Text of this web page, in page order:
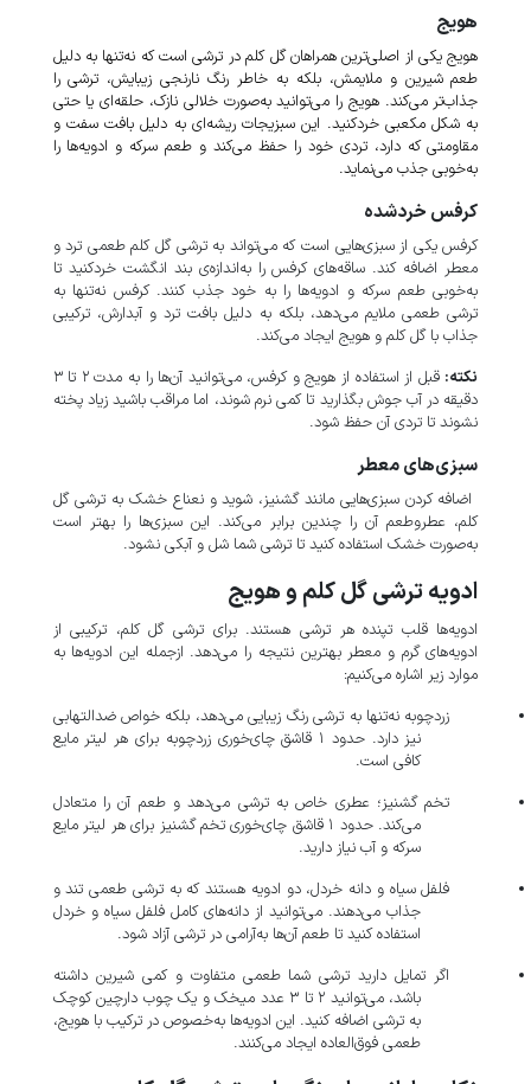
هویج
هویج یکی از اصلی‌ترین همراهان گل کلم در ترشی است که نه‌تنها به دلیل
طعم شیرین و ملایمش، بلکه به خاطر رنگ نارنجی زیبایش، ترشی را
جذاب‌تر می‌کند. هویج را می‌توانید به‌صورت خلالی نازک، حلقه‌ای یا حتی
به شکل مکعبی خردکنید. این سبزیجات ریشه‌ای به دلیل بافت سفت و
مقاومتی که دارد، تردی خود را حفظ می‌کند و طعم سرکه و ادویه‌ها را
به‌خوبی جذب می‌نماید.
کرفس خردشده
کرفس یکی از سبزی‌هایی است که می‌تواند به ترشی گل کلم طعمی ترد و
معطر اضافه کند. ساقه‌های کرفس را به‌اندازه‌ی بند انگشت خردکنید تا
به‌خوبی طعم سرکه و ادویه‌ها را به خود جذب کنند. کرفس نه‌تنها به
ترشی طعمی ملایم می‌دهد، بلکه به دلیل بافت ترد و آبدارش، ترکیبی
جذاب با گل کلم و هویج ایجاد می‌کند.
نکته:
قبل از استفاده از هویج و کرفس، می‌توانید آن‌ها را به مدت ۲ تا ۳
دقیقه در آب جوش بگذارید تا کمی نرم شوند، اما مراقب باشید زیاد پخته
نشوند تا تردی آن حفظ شود.
سبزی‌های معطر
اضافه کردن سبزی‌هایی مانند گشنیز، شوید و نعناع خشک به ترشی گل
کلم، عطروطعم آن را چندین برابر می‌کند. این سبزی‌ها را بهتر است
به‌صورت خشک استفاده کنید تا ترشی شما شل و آبکی نشود.
ادویه‌ ترشی گل کلم و هویج
ادویه‌ها قلب تپنده هر ترشی هستند. برای ترشی گل کلم، ترکیبی از
ادویه‌های گرم و معطر بهترین نتیجه را می‌دهد. ازجمله این ادویه‌ها به
موارد زیر اشاره می‌کنیم:
زردچوبه نه‌تنها به ترشی رنگ زیبایی می‌دهد، بلکه خواص ضدالتهابی
نیز دارد. حدود ۱ قاشق چای‌خوری زردچوبه برای هر لیتر مایع
کافی است.
تخم گشنیز؛ عطری خاص به ترشی می‌دهد و طعم آن را متعادل
می‌کند. حدود ۱ قاشق چای‌خوری تخم گشنیز برای هر لیتر مایع
سرکه و آب نیاز دارید.
فلفل سیاه و دانه خردل، دو ادویه هستند که به ترشی طعمی تند و
جذاب می‌دهند. می‌توانید از دانه‌های کامل فلفل سیاه و خردل
استفاده کنید تا طعم آن‌ها به‌آرامی در ترشی آزاد شود.
اگر تمایل دارید ترشی شما طعمی متفاوت و کمی شیرین داشته
باشد، می‌توانید ۲ تا ۳ عدد میخک و یک چوب دارچین کوچک
به ترشی اضافه کنید. این ادویه‌ها به‌خصوص در ترکیب با هویج،
طعمی فوق‌العاده ایجاد می‌کنند.